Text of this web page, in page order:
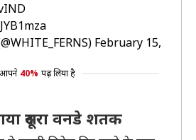
February 15,
आपने 40% पढ़ लिया है
दूसरा वनडे शतक